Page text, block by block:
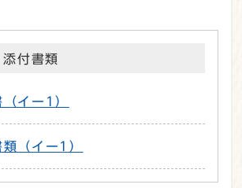
添付書類
イー1）
（イー1）